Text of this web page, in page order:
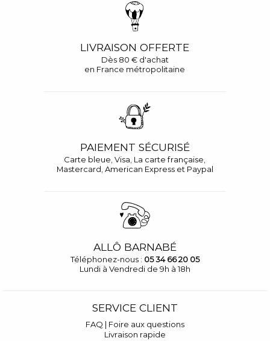
LIVRAISON OFFERTE
Dès 80 € d'achat
en France métropolitaine
PAIEMENT SÉCURISÉ
Carte bleue, Visa, La carte française,
Mastercard, American Express et Paypal
ALLÔ BARNABÉ
Téléphonez-nous : 05 34 66 20 05
Lundi à Vendredi de 9h à 18h
SERVICE CLIENT
FAQ | Foire aux questions
Livraison rapide